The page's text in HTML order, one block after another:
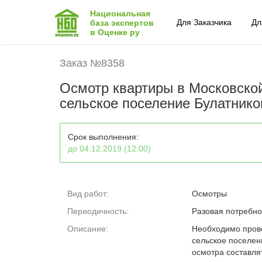
Национальная
база экспертов
в Оценке ру
Для Заказчика
Заказ №8358
Осмотр квартиры в
сельское поселение
Срок выполнения:
до 04.12.2019 (12:00)
Вид работ:
Осмотры
Периодичность:
Разовая
Описание:
Необходимо
сельское
осмотра